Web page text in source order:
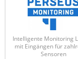
Intelligente Monitoring
mit Eingängen für
Sensoren